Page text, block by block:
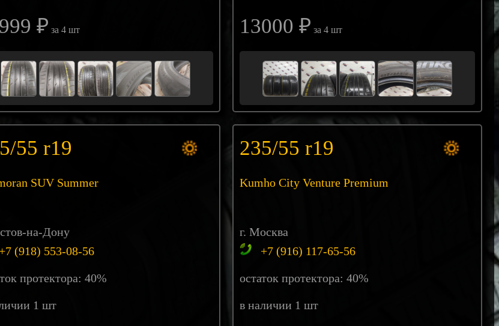
₽ за 4 шт 13000 ₽ за 4 шт
55 r19
SUV Summer
на-Дону
+7 (918) 553-08-56
протектора: 40%
1 шт
235/55 r19
Kumho City Venture Premium
г. Москва
+7 (916) 117-65-56
остаток протектора: 40%
в наличии 1 шт